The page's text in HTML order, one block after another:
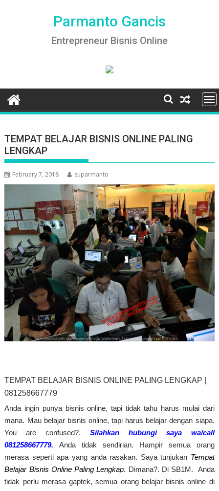
Parmanto Gancis
Entrepreneur Bisnis Online
TEMPAT BELAJAR BISNIS ONLINE PALING
LENGKAP
February 7, 2018 suparmanto
TEMPAT BELAJAR BISNIS ONLINE PALING LENGKAP |
081258667779
Anda ingin punya bisnis online, tapi tidak tahu harus mulai dari
mana. Mau belajar bisnis online, tapi harus belajar dengan siapa.
You are confused?. Silahkan hubungi saya wa/call
081258667779.
Anda tidak sendirian. Hampir semua orang
merasa seperti apa yang anda rasakan. Saya tunjukan Tempat
Belajar Bisnis Online Paling Lengkap. Dimana?. Di SB1M. Anda
tidak perlu merasa gaptek, semua orang belajar bisnis online di